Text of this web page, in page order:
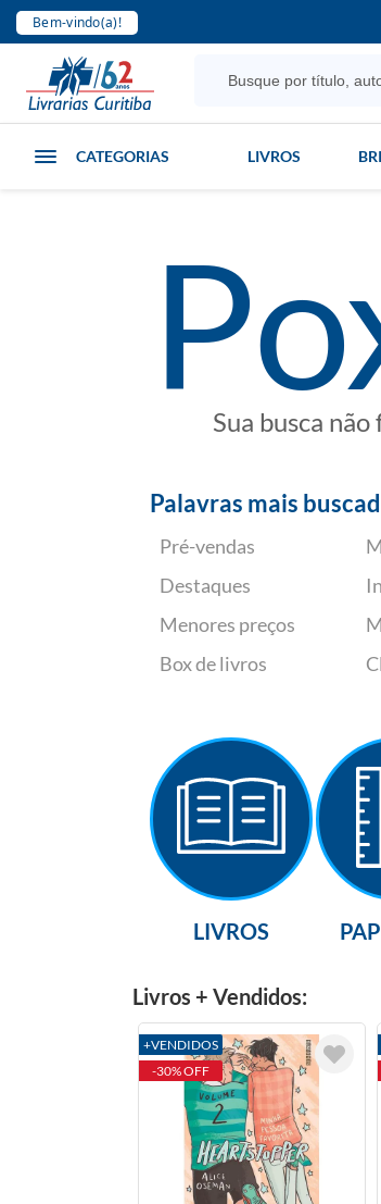
Bem-vindo(a)!
CATEGORIAS LIVROS
Sua busca
Palavras mais
Pré-vendas
Destaques
Menores preços
Box de livros
LIVROS
Livros + Vendidos:
+VENDIDOS
-30% OFF